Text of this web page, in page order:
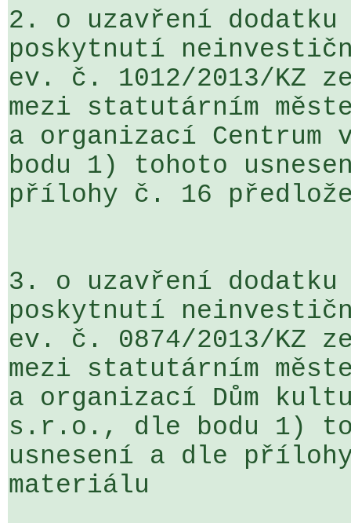
2. o uzavření
poskytnutí
ev. č. 1012/2013/KZ
mezi statutárním
a organizací Centrum
bodu 1) tohoto
přílohy č. 16
3. o uzavření
poskytnutí
ev. č. 0874/2013/KZ
mezi statutárním
a organizací Dům
s.r.o., dle bodu 1)
usnesení a dle
materiálu